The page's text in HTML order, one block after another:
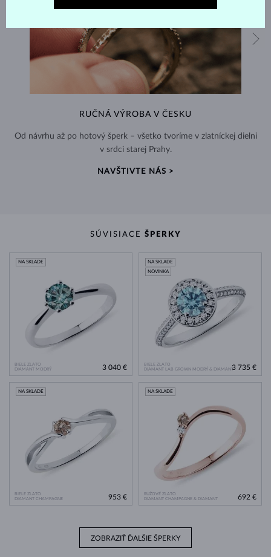
RUČNÁ VÝROBA V ČESKU
Od návrhu až po hotový šperk – všetko tvoríme v zlatníckej dielni
v srdci starej Prahy.
NAVŠTIVTE NÁS >
SÚVISIACE ŠPERKY
BIELE ZLATO
DIAMANT MODRÝ
NA SKLADE
3 040 €
BIELE ZLATO
DIAMANT LAB GROWN MODRÝ & DIAMANT
NA SKLADE
NOVINKA
3 735 €
BIELE ZLATO
DIAMANT CHAMPAGNE
NA SKLADE
953 €
RUŽOVÉ ZLATO
DIAMANT CHAMPAGNE & DIAMANT
NA SKLADE
692 €
ZOBRAZIŤ ĎALŠIE ŠPERKY